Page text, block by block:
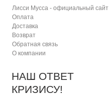
Лисси Мусса - официальный сайт
Оплата
Доставка
Возврат
Обратная связь
О компании
НАШ ОТВЕТ
КРИЗИСУ!